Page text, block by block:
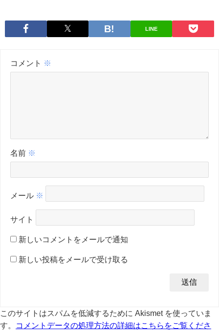
LINE
コメント ※
名前 ※
メール ※
サイト
新しいコメントをメールで通知
新しい投稿をメールで受け取る
このサイトはスパムを低減するために Akismet を使っていま
す。
コメントデータの処理方法の詳細はこちらをご覧くださ